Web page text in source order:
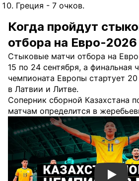
Греция - 7 очков.
Когда пройдут
отбора на Евро-2026
Стыковые матчи отбора на
15 по 24 сентября, а финальная
чемпионата Европы стартует
в Латвии и Литве.
Соперник сборной Казахстана
матчам определится в